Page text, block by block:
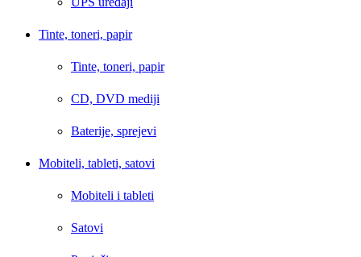
Tinte, toneri, papir
Tinte, toneri, papir
CD, DVD mediji
Baterije, sprejevi
Mobiteli, tableti, satovi
Mobiteli i tableti
Satovi